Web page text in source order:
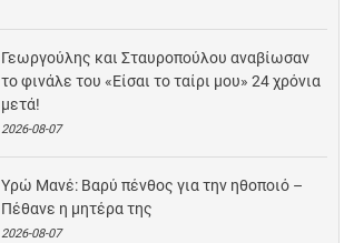
Γεωργούλης και Σταυροπούλου αναβίωσαν
το φινάλε του «Είσαι το ταίρι μου» 24 χρόνια
μετά!
2026-08-07
Υρώ Μανέ: Βαρύ πένθος για την ηθοποιό –
Πέθανε η μητέρα της
2026-08-07